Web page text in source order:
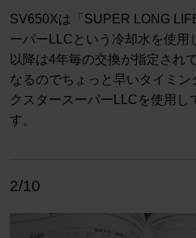
SV650Xは「SUPER LONG
ーパーLLCという冷却水を使用
以降は4年毎の交換が指定され
なるのでちょっと早いタイミ
クスタースーパーLLCを使用し
す。
2/10